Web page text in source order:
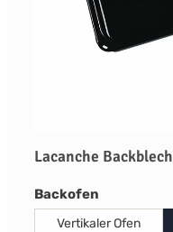
Lacanche Backblech
Backofenauswählen
Vertikaler Ofen